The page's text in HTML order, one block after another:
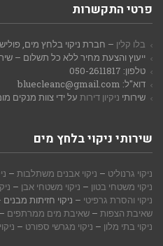
פרטי התקשרות
בלו קלין – חברת ניקוי בלחץ מים,
ייעוץ והצעת מחיר ללא כל תשלום –
טלפון: 050-2611817
דוא"ל: bluecleanc@gmail.com
שירותי ניקיון דירות על ידי צוות מנקים
שירותי ניקוי בלחץ מים
ניקוי גרנוליט – ניקוי אבנים משתלבות –
ניקוי משטחי בטון – ניקוי משטחי אבן –
ניקוי והסרת גרפיטי – ניקוי חזיתות מבנים
שאיבת הצפות – שאיבת מים ממרתפים –
ניקוי בתי מלון – ניקוי מגרשי ספורט –